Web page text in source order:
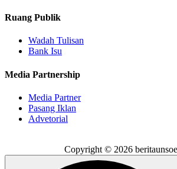
Ruang Publik
Wadah Tulisan
Bank Isu
Media Partnership
Media Partner
Pasang Iklan
Advetorial
Copyright © 2026